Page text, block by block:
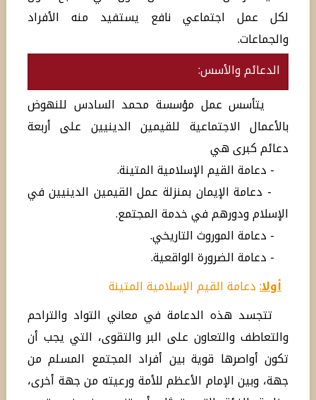
لكل عمل اجتماعي نافع يستفيد منه الأفراد
والجماعات.
الدعائم والأسس:
يتأسس عمل مؤسسة محمد السادس للنهوض
بالأعمال الاجتماعية للقيمين الدينيين على أربعة
دعائم كبرى هي
- دعامة القيم الإسلامية المتينة.
- دعامة الإيمان بمنزلة عمل القيمين الدينيين في
الإسلام ودورهم في خدمة المجتمع.
- دعامة الموروث التاريخي.
- دعامة الضرورة الواقعية.
أولا:دعامة القيم الإسلامية المتينة
تتجسد هذه الدعامة في معاني التواد والتراحم
والتعاطف والتعاون على البر والتقوى، التي يجب أن
تكون أواصرها قوية بين أفراد المجتمع المسلم من
جهة، وبين الإمام الأعظم للأمة ورعيته من جهة أخرى،